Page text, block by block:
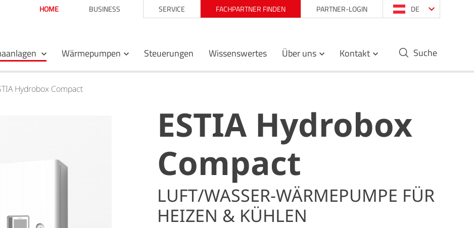
HOME BUSINESS SERVICE FACHPARTNER FINDEN PARTNER-LOGIN DE
Wärmepumpen Steuerungen Wissenswertes Über uns Kontakt Suche
Hydrobox Compact
ESTIA Hydrobox
Compact
LUFT/WASSER-WÄRMEPUMPE FÜR
HEIZEN & KÜHLEN